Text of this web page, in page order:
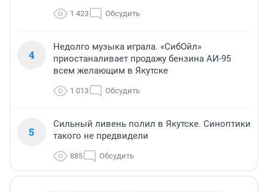
1 423 Обсудить
4
Недолго музыка играла. «СибОйл»
приостаналивает продажу бензина АИ-95
всем желающим в Якутске
1 013 Обсудить
5
Сильный ливень полил в Якутске. Синоптики
такого не предвидели
885 Обсудить